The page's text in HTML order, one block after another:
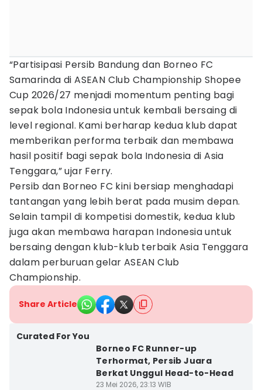
“Partisipasi Persib Bandung dan Borneo FC
Samarinda di ASEAN Club Championship Shopee
Cup 2026/27 menjadi momentum penting bagi
sepak bola Indonesia untuk kembali bersaing di
level regional. Kami berharap kedua klub dapat
memberikan performa terbaik dan membawa
hasil positif bagi sepak bola Indonesia di Asia
Tenggara,” ujar Ferry.
Persib dan Borneo FC kini bersiap menghadapi
tantangan yang lebih berat pada musim depan.
Selain tampil di kompetisi domestik, kedua klub
juga akan membawa harapan Indonesia untuk
bersaing dengan klub-klub terbaik Asia Tenggara
dalam perburuan gelar ASEAN Club
Championship.
Share Article
Curated For You
Borneo FC Runner-up
Terhormat, Persib Juara
Berkat Unggul Head-to-Head
23 Mei 2026, 23:13 WIB